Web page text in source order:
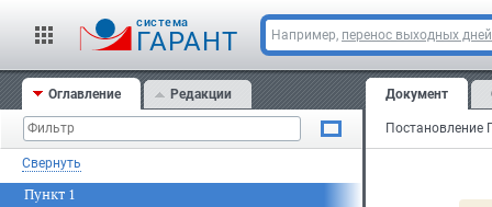
cистема
ГАРАНТ Например, перенос выходных дней
Оглавление Редакции
Свернуть
Пункт 1
Документ